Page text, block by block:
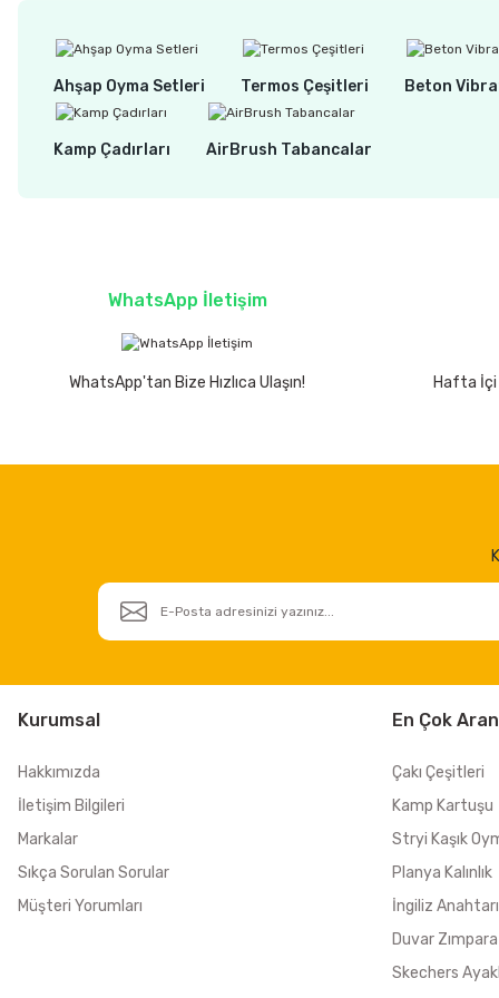
Ahşap Oyma Setleri Termos Çeşitleri Beton
Kamp Çadırları AirBrush Tabancalar
WhatsApp İletişim
WhatsApp'tan Bize Hızlıca Ulaşın! Hafta İçi
Kurumsal
Hakkımızda
İletişim Bilgileri
Markalar
Sıkça Sorulan Sorular
Müşteri Yorumları
En Çok
Çakı Çeşitleri
Kamp Kartuşu
Stryi Kaşık
Planya Kalınlık
İngiliz Anahtarı
Duvar Zımpara
Skechers